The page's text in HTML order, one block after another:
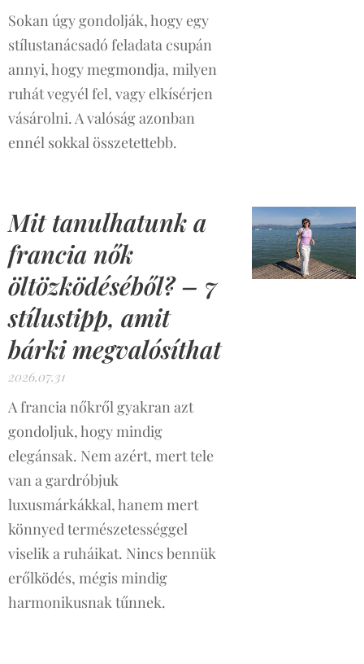
Sokan úgy gondolják, hogy egy
stílustanácsadó feladata csupán
annyi, hogy megmondja, milyen
ruhát vegyél fel, vagy elkísérjen
vásárolni. A valóság azonban
ennél sokkal összetettebb.
Mit tanulhatunk a
francia nők
öltözködéséből? – 7
stílustipp, amit
bárki megvalósíthat
2026.07.31
A francia nőkről gyakran azt
gondoljuk, hogy mindig
elegánsak. Nem azért, mert tele
van a gardróbjuk
luxusmárkákkal, hanem mert
könnyed természetességgel
viselik a ruháikat. Nincs bennük
erőlködés, mégis mindig
harmonikusnak tűnnek.